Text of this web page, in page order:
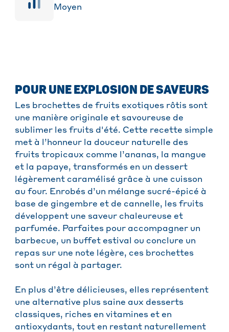
Moyen
POUR UNE EXPLOSION DE SAVEURS
Les brochettes de fruits exotiques rôtis sont
une manière originale et savoureuse de
sublimer les fruits d'été. Cette recette simple
met à l’honneur la douceur naturelle des
fruits tropicaux comme l’ananas, la mangue
et la papaye, transformés en un dessert
légèrement caramélisé grâce à une cuisson
au four. Enrobés d’un mélange sucré-épicé à
base de gingembre et de cannelle, les fruits
développent une saveur chaleureuse et
parfumée. Parfaites pour accompagner un
barbecue, un buffet estival ou conclure un
repas sur une note légère, ces brochettes
sont un régal à partager.
En plus d’être délicieuses, elles représentent
une alternative plus saine aux desserts
classiques, riches en vitamines et en
antioxydants, tout en restant naturellement